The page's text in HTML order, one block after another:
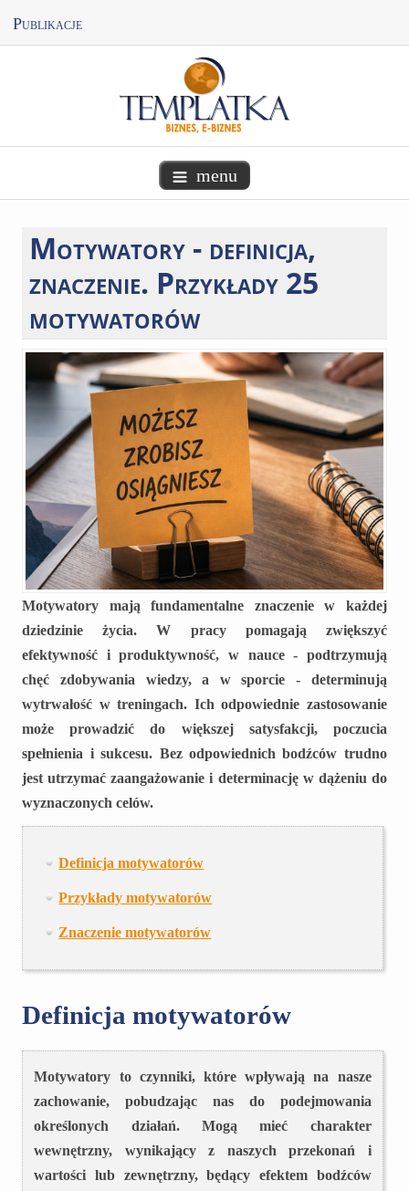
Publikacje
menu
Motywatory - definicja,
znaczenie. Przykłady 25
motywatorów
Motywatory mają fundamentalne znaczenie w każdej
dziedzinie życia. W pracy pomagają zwiększyć
efektywność i produktywność, w nauce - podtrzymują
chęć zdobywania wiedzy, a w sporcie - determinują
wytrwałość w treningach. Ich odpowiednie zastosowanie
może prowadzić do większej satysfakcji, poczucia
spełnienia i sukcesu. Bez odpowiednich bodźców trudno
jest utrzymać zaangażowanie i determinację w dążeniu do
wyznaczonych celów.
Definicja motywatorów
Przykłady motywatorów
Znaczenie motywatorów
Definicja motywatorów
Motywatory to czynniki, które wpływają na nasze
zachowanie, pobudzając nas do podejmowania
określonych działań. Mogą mieć charakter
wewnętrzny, wynikający z naszych przekonań i
wartości lub zewnętrzny, będący efektem bodźców